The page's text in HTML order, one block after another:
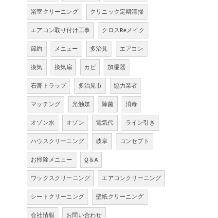
浴室クリーニング
クリニック定期清掃
エアコン取り付け工事
クロスReメイク
節約
メニュー 多治見
エアコン
換気
換気扇 カビ
加湿器
石膏トラップ
多治見市
協力業者
マッチング
光触媒 除菌
消毒
オゾン水
オゾン 電気代
ライン引き
ハウスクリーニング
岐阜
コンセプト
お掃除メニュー
Q＆A
ワックスクリーニング
エアコンクリーニング
シートクリーニング
壁紙クリーニング
会社情報
お問い合わせ